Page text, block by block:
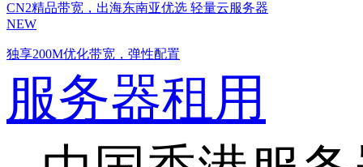
CN2精品带宽，出海东南亚优选 轻量云服务器
NEW
独享200M优化带宽，弹性配置
服务器租用